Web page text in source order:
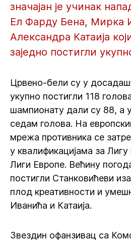
значајан је учинак
Ел Фарду Бена, Мирка
Александра Катаија
заједно постигли
Црвено-бели су у
укупно постигли 118
шампионату дали су 88, а
седам голова. На
мрежа противника се
у квалификацијама за
Лиги Европе. Већину
постигли Станковићеви
плод креативности и
Иванића и Катаија.
Звездин офанзивац са